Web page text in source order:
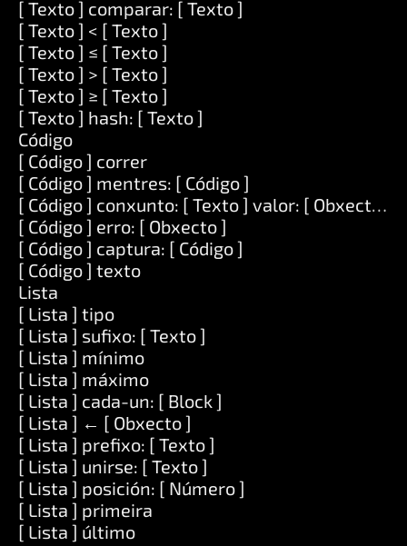
[ Texto ] comparar: [ Texto ]
[ Texto ] < [ Texto ]
[ Texto ] ≤ [ Texto ]
[ Texto ] > [ Texto ]
[ Texto ] ≥ [ Texto ]
[ Texto ] hash: [ Texto ]
Código
[ Código ] correr
[ Código ] mentres: [ Código ]
[ Código ] conxunto: [ Texto ] valor: [ Obxecto ]
[ Código ] erro: [ Obxecto ]
[ Código ] captura: [ Código ]
[ Código ] texto
Lista
[ Lista ] tipo
[ Lista ] sufixo: [ Texto ]
[ Lista ] mínimo
[ Lista ] máximo
[ Lista ] cada-un: [ Block ]
[ Lista ] ← [ Obxecto ]
[ Lista ] prefixo: [ Texto ]
[ Lista ] unirse: [ Texto ]
[ Lista ] posición: [ Número ]
[ Lista ] primeira
[ Lista ] último